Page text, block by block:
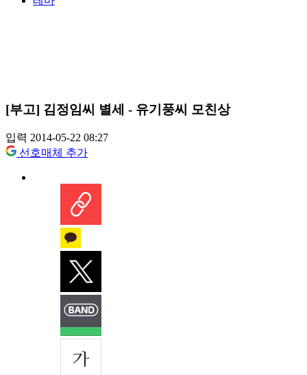
[부고] 김정임씨 별세 - 유기풍씨 모친상
입력 2014-05-22 08:27
선호매체 추가